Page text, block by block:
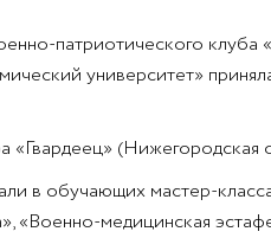
патриотического
университет»
(Нижегородская
в обучающих мастер-
«Военно-медицинская